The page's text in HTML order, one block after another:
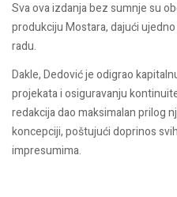
Sva ova izdanja bez sumnje su
produkciju Mostara, dajući
radu.
Dakle, Dedović je odigrao
projekata i osiguravanju
redakcija dao maksimalan prilog
koncepciji, poštujući doprinos
impresumima.